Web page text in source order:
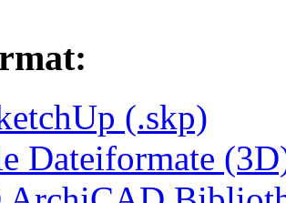
(.skp)
Dateiformate